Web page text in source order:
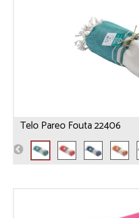
Telo Pareo Fouta 22406